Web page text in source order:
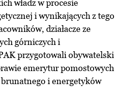
władz w procesie
i wynikających z tego
działacze ze
górniczych i
przygotowali obywatelski
emerytur pomostowych
i energetyków